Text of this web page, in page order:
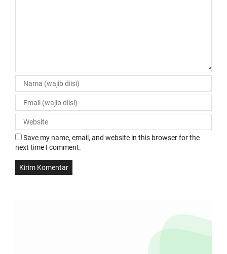
Save my name, email, and website in this browser for the
next time I comment.